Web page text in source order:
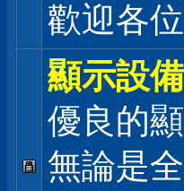
歡迎各
顯示設
優良的
無論是